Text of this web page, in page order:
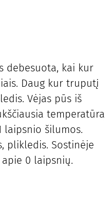
debesuota, kai kur
Daug kur truputį
Vėjas pūs iš
temperatūra
laipsnio šilumos.
plikledis. Sostinėje
0 laipsnių.